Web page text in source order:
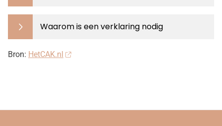
Waarom is een verklaring nodig
Bron: HetCAK.nl